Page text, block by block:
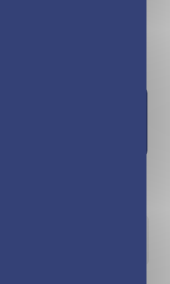
un max d’infos, de quiz,
s’amuser et
famille de 7 à 77 ans.